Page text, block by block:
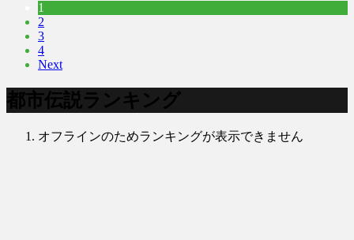
1
2
3
4
Next
都市伝説ランキング
オフラインのためランキングが表示できません